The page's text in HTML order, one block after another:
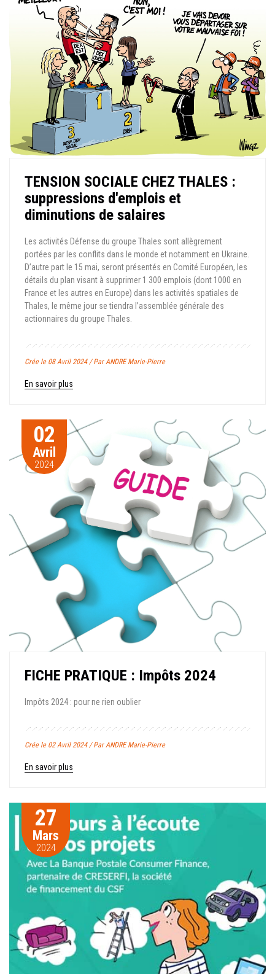
TENSION SOCIALE CHEZ THALES :
suppressions d'emplois et
diminutions de salaires
Les activités Défense du groupe Thales sont allègrement
portées par les conflits dans le monde et notamment en Ukraine.
D’autre part le 15 mai, seront présentés en Comité Européen, les
détails du plan visant à supprimer 1 300 emplois (dont 1000 en
France et les autres en Europe) dans les activités spatiales de
Thales, le même jour se tiendra l’assemblée générale des
actionnaires du groupe Thales.
Crée le 08 Avril 2024 / Par ANDRE Marie-Pierre
En savoir plus
02
Avril
2024
FICHE PRATIQUE : Impôts 2024
Impôts 2024 : pour ne rien oublier
Crée le 02 Avril 2024 / Par ANDRE Marie-Pierre
En savoir plus
27
Mars
2024